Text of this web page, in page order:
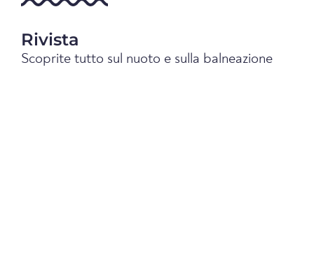
Rivista
Scoprite tutto sul nuoto e sulla balneazione